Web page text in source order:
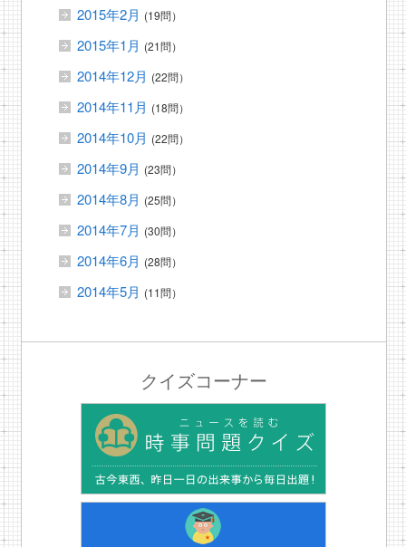
2015年2月 (19問）
2015年1月 (21問）
2014年12月 (22問）
2014年11月 (18問）
2014年10月 (22問）
2014年9月 (23問）
2014年8月 (25問）
2014年7月 (30問）
2014年6月 (28問）
2014年5月 (11問）
クイズコーナー